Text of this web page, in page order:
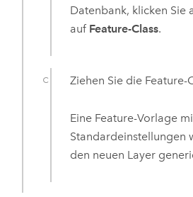
Datenbank, klicken Sie
auf Feature-Class.
Ziehen Sie die Feature-
Eine Feature-Vorlage
Standardeinstellungen
den neuen Layer